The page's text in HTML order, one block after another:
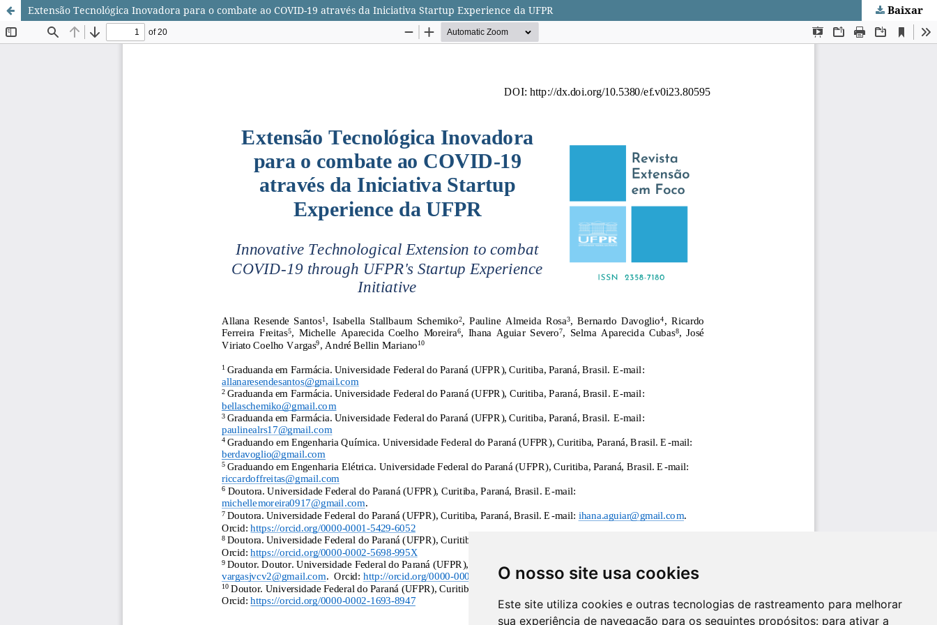
O nosso site usa cookies
Este site utiliza cookies e outras tecnologias de rastreamento para melhorar
sua experiência de navegação para os seguintes propósitos: para ativar a
Extensão Tecnológica Inovadora para o combate ao COVID-19 através da Iniciativa Startup Experience da UFPR Baixar